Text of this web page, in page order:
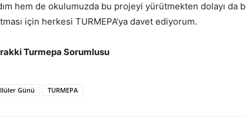
hem de okulumuzda bu projeyi yürütmekten dolayı da
için herkesi TURMEPA’ya davet ediyorum.
Turmepa Sorumlusu
Günü TURMEPA